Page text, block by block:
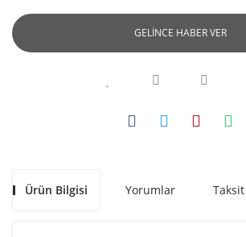
GELİNCE HABER VER
Ürün Bilgisi Yorumlar